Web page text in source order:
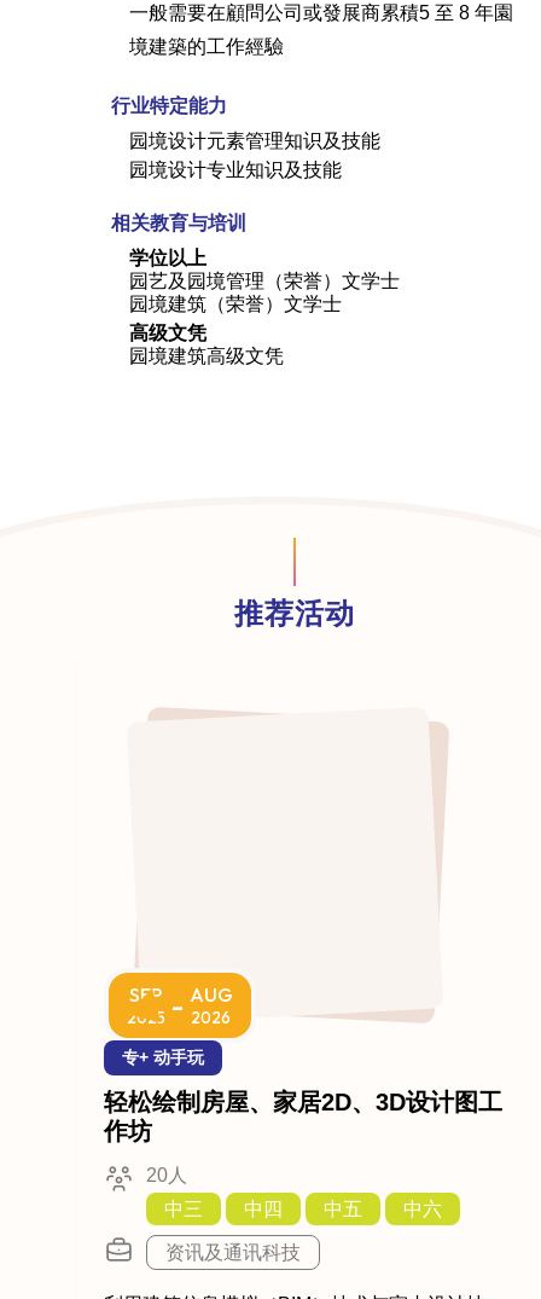
一般需要在顧問公司或發展商累積5 至 8 年園
境建築的工作經驗
行业特定能力
园境设计元素管理知识及技能
园境设计专业知识及技能
相关教育与培训
学位以上
园艺及园境管理（荣誉）文学士
园境建筑（荣誉）文学士
高级文凭
园境建筑高级文凭
推荐活动
SEP
2025 - AUG
2026
专+ 动手玩
轻松绘制房屋、家居2D、3D设计图工
作坊
20人
中三
中四 中五 中六
资讯及通讯科技